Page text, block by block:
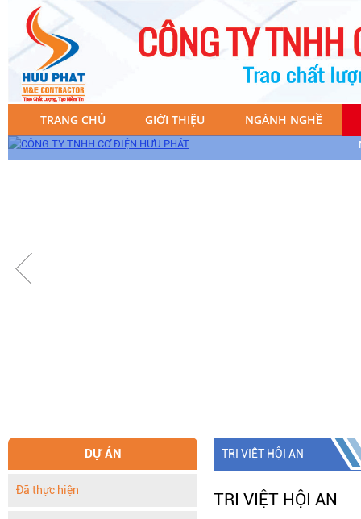
TRANG CHỦ GIỚI THIỆU NGÀNH NGHỀ
TRI VIỆT HỘI AN
TRI VIỆT HỘI AN
DỰ ÁN
Đã thực hiện